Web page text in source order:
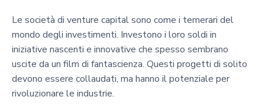
Le società di venture capital sono come i temerari del
mondo degli investimenti. Investono i loro soldi in
iniziative nascenti e innovative che spesso sembrano
uscite da un film di fantascienza. Questi progetti di solito
devono essere collaudati, ma hanno il potenziale per
rivoluzionare le industrie.